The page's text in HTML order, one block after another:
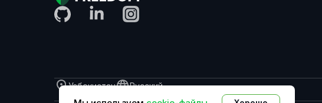
Узбекистан
Русский